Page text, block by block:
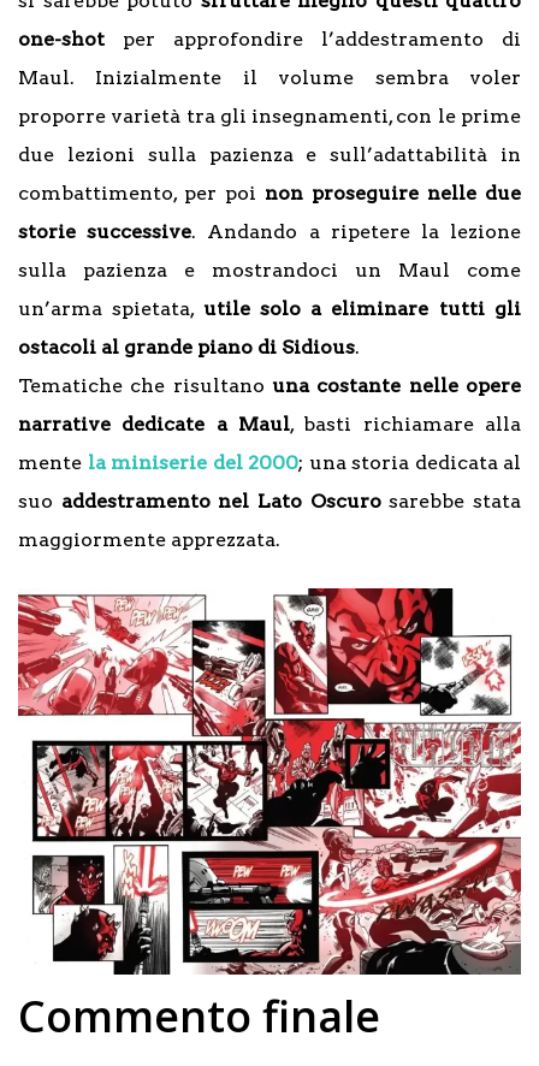
one-shot per approfondire l’addestramento di
Maul. Inizialmente il volume sembra voler
proporre varietà tra gli insegnamenti, con le prime
due lezioni sulla pazienza e sull’adattabilità in
combattimento, per poi non proseguire nelle due
storie successive. Andando a ripetere la lezione
sulla pazienza e mostrandoci un Maul come
un’arma spietata, utile solo a eliminare tutti gli
ostacoli al grande piano di Sidious.
Tematiche che risultano una costante nelle opere
narrative dedicate a Maul, basti richiamare alla
mente la miniserie del 2000; una storia dedicata al
suo addestramento nel Lato Oscurosarebbe stata
maggiormente apprezzata.
Commento finale